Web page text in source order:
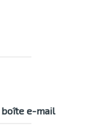
boîte e-mail